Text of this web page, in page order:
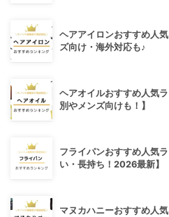
ヘアアイロンおすすめ人
ズ向け・海外対応も♪
ヘアオイルおすすめ人気
別やメンズ向けも！】
フライパンおすすめ人気
い・長持ち！2026最新】
マヌカハニーおすすめ人